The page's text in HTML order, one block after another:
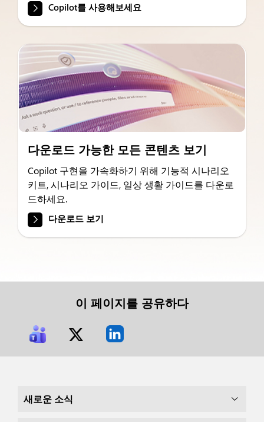
Copilot를 사용해보세요
다운로드 가능한 모든 콘텐츠 보기
Copilot 구현을 가속화하기 위해 기능적 시나리오
키트, 시나리오 가이드, 일상 생활 가이드를 다운로
드하세요.
다운로드 보기
이 페이지를 공유하다
새로운 소식